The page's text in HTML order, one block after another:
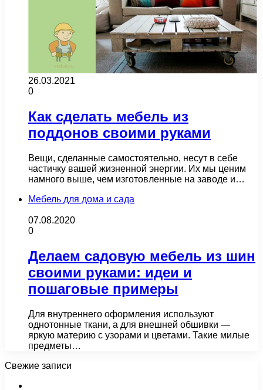
26.03.2021
0
Как сделать мебель из
поддонов своими руками
Вещи, сделанные самостоятельно, несут в себе
частичку вашей жизненной энергии. Их мы ценим
намного выше, чем изготовленные на заводе и…
Мебель для дома и сада
07.08.2020
0
Делаем садовую мебель из шин
своими руками: идеи и
пошаговые примеры
Для внутреннего оформления используют
однотонные ткани, а для внешней обшивки —
яркую материю с узорами и цветами. Такие милые
предметы…
Свежие записи